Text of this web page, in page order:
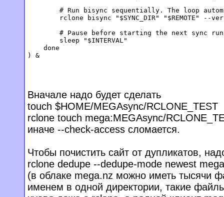
# Run bisync sequentially. The loop
rclone bisync "$SYNC_DIR" "$REMOTE" --
        # Pause before starting the next sync run
        sleep "$INTERVAL"
    done
) &
Вначале надо будет сделать
touch $HOME/MEGAsync/RCLONE_TEST
rclone touch mega:MEGAsync/
иначе --check-access сломается.
Чтобы почистить сайт от дупликатов,
rclone dedupe --dedupe-mode newest
(в облаке mega.nz можно иметь тысячи
именем в одной директории, такие